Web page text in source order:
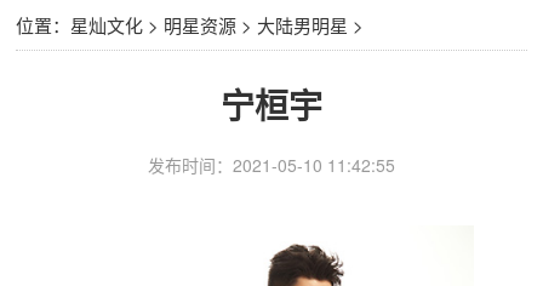
位置： 星灿文化> 明星资源> 大陆男明星 >
宁桓宇
发布时间：2021-05-10 11:42:55